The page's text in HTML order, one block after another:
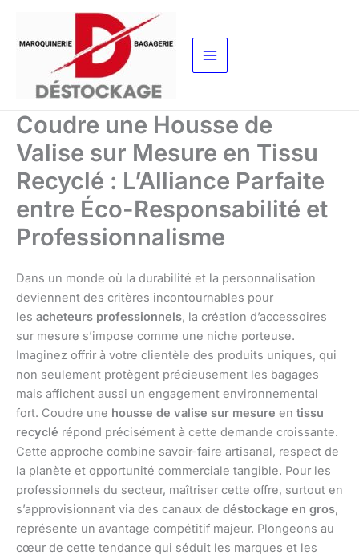
contenu
Coudre une Housse de
Valise sur Mesure en Tissu
Recyclé : L’Alliance Parfaite
entre Éco-Responsabilité et
Professionnalisme
Dans un monde où la durabilité et la personnalisation
deviennent des critères incontournables pour
les acheteurs professionnels, la création d’accessoires
sur mesure s’impose comme une niche porteuse.
Imaginez offrir à votre clientèle des produits uniques, qui
non seulement protègent précieusement les bagages
mais affichent aussi un engagement environnemental
fort. Coudre une housse de valise sur mesure en tissu
recyclé répond précisément à cette demande croissante.
Cette approche combine savoir-faire artisanal, respect de
la planète et opportunité commerciale tangible. Pour les
professionnels du secteur, maîtriser cette offre, surtout en
s’approvisionnant via des canaux de déstockage en gros,
représente un avantage compétitif majeur. Plongeons au
cœur de cette tendance qui séduit les marques et les